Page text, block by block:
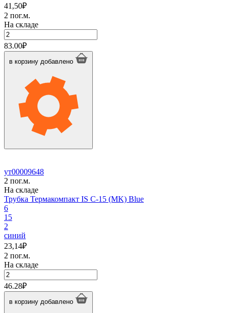
41,50₽
2 пог.м.
На складе
Количество
товара
Трубка
Термакомпакт
83.00₽
в корзину добавлено
ут00009648
2 пог.м.
На складе
Трубка Термакомпакт IS C-15 (MK) Blue
6
15
2
синий
23,14₽
2 пог.м.
На складе
Количество
товара
Трубка
Термакомпакт
46.28₽
в корзину добавлено